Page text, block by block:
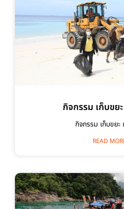
กิจกรรม เก็บขย
กิจกรรม เก็บขยะ
READ